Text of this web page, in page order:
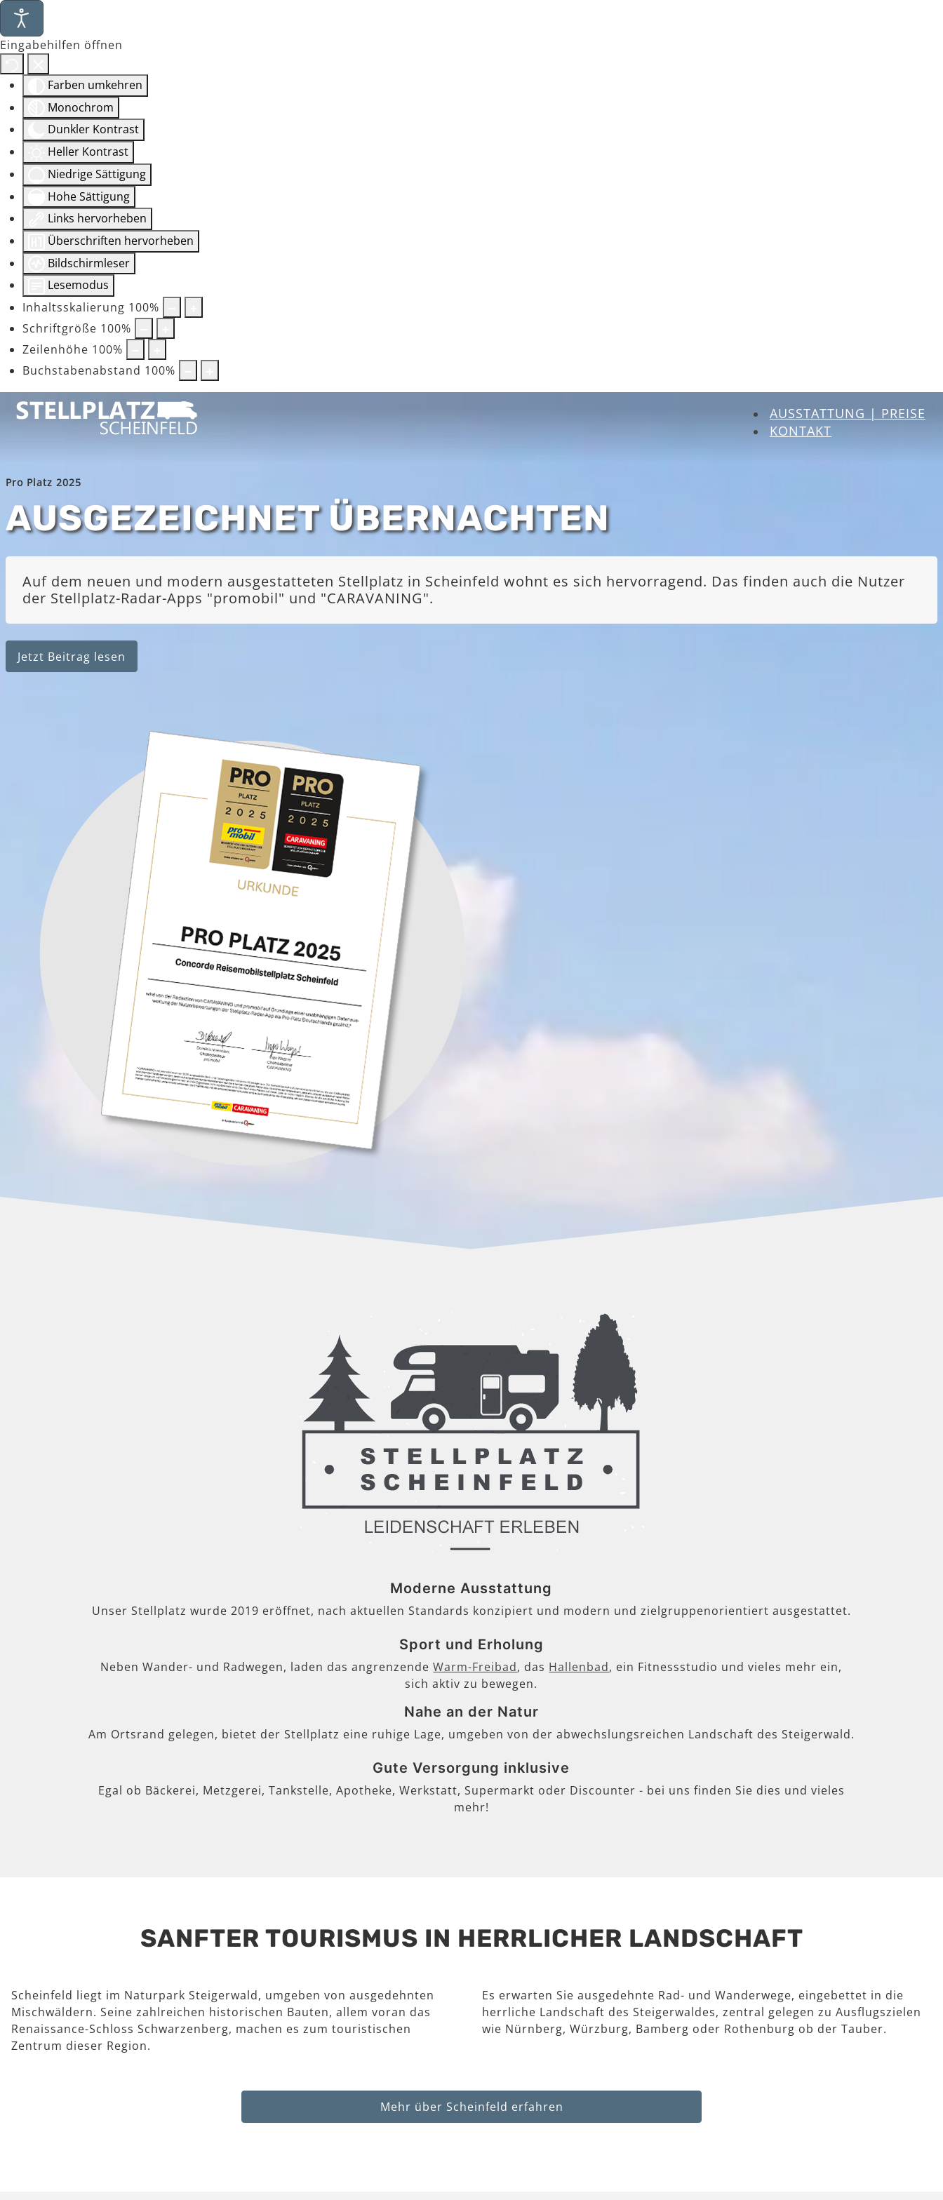
Eingabehilfen öffnen
Farben umkehren
Monochrom
Dunkler Kontrast
Heller Kontrast
Niedrige Sättigung
Hohe Sättigung
Links hervorheben
Überschriften hervorheben
Bildschirmleser
Lesemodus
Inhaltsskalierung 100%
Schriftgröße 100%
Zeilenhöhe 100%
Buchstabenabstand 100%
AUSSTATTUNG | PREISE
KONTAKT
Pro Platz 2025
AUSGEZEICHNET ÜBERNACHTEN
Auf dem neuen und modern ausgestatteten Stellplatz in Scheinfeld wohnt es sich hervorragend. Das finden auch die Nutzer
der Stellplatz-Radar-Apps "promobil" und "CARAVANING".
Jetzt Beitrag lesen
Moderne Ausstattung
Unser Stellplatz wurde 2019 eröffnet, nach aktuellen Standards konzipiert und modern und zielgruppenorientiert ausgestattet.
Sport und Erholung
Neben Wander- und Radwegen, laden das angrenzendeWarm-Freibad, das Hallenbad, ein Fitnessstudio und vieles mehr ein,
sich aktiv zu bewegen.
Nahe an der Natur
Am Ortsrand gelegen, bietet der Stellplatz eine ruhige Lage, umgeben von der abwechslungsreichen Landschaft des Steigerwald.
Gute Versorgung inklusive
Egal ob Bäckerei, Metzgerei, Tankstelle, Apotheke, Werkstatt, Supermarkt oder Discounter - bei uns finden Sie dies und vieles
mehr!
SANFTER TOURISMUS IN HERRLICHER LANDSCHAFT
Scheinfeld liegt im Naturpark Steigerwald, umgeben von ausgedehnten
Mischwäldern. Seine zahlreichen historischen Bauten, allem voran das
Renaissance-Schloss Schwarzenberg, machen es zum touristischen
Zentrum dieser Region.
Es erwarten Sie ausgedehnte Rad- und Wanderwege, eingebettet in die
herrliche Landschaft des Steigerwaldes, zentral gelegen zu Ausflugszielen
wie Nürnberg, Würzburg, Bamberg oder Rothenburg ob der Tauber.
Mehr über Scheinfeld erfahren